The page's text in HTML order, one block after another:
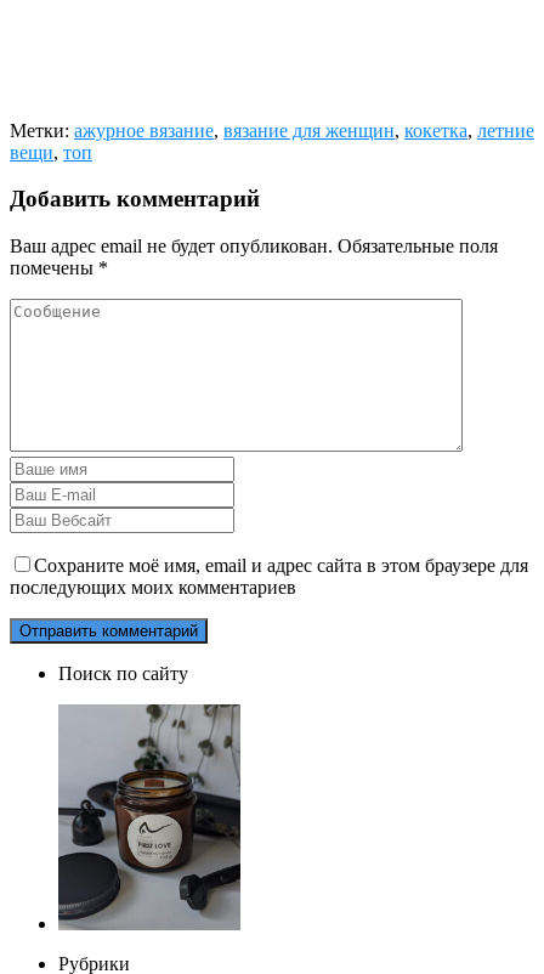
Метки: ажурное вязание, вязание для женщин, кокетка, летние
вещи, топ
Добавить комментарий
Ваш адрес email не будет опубликован. Обязательные поля
помечены *
Сохраните моё имя, email и адрес сайта в этом браузере для
последующих моих комментариев
Поиск по сайту
Рубрики